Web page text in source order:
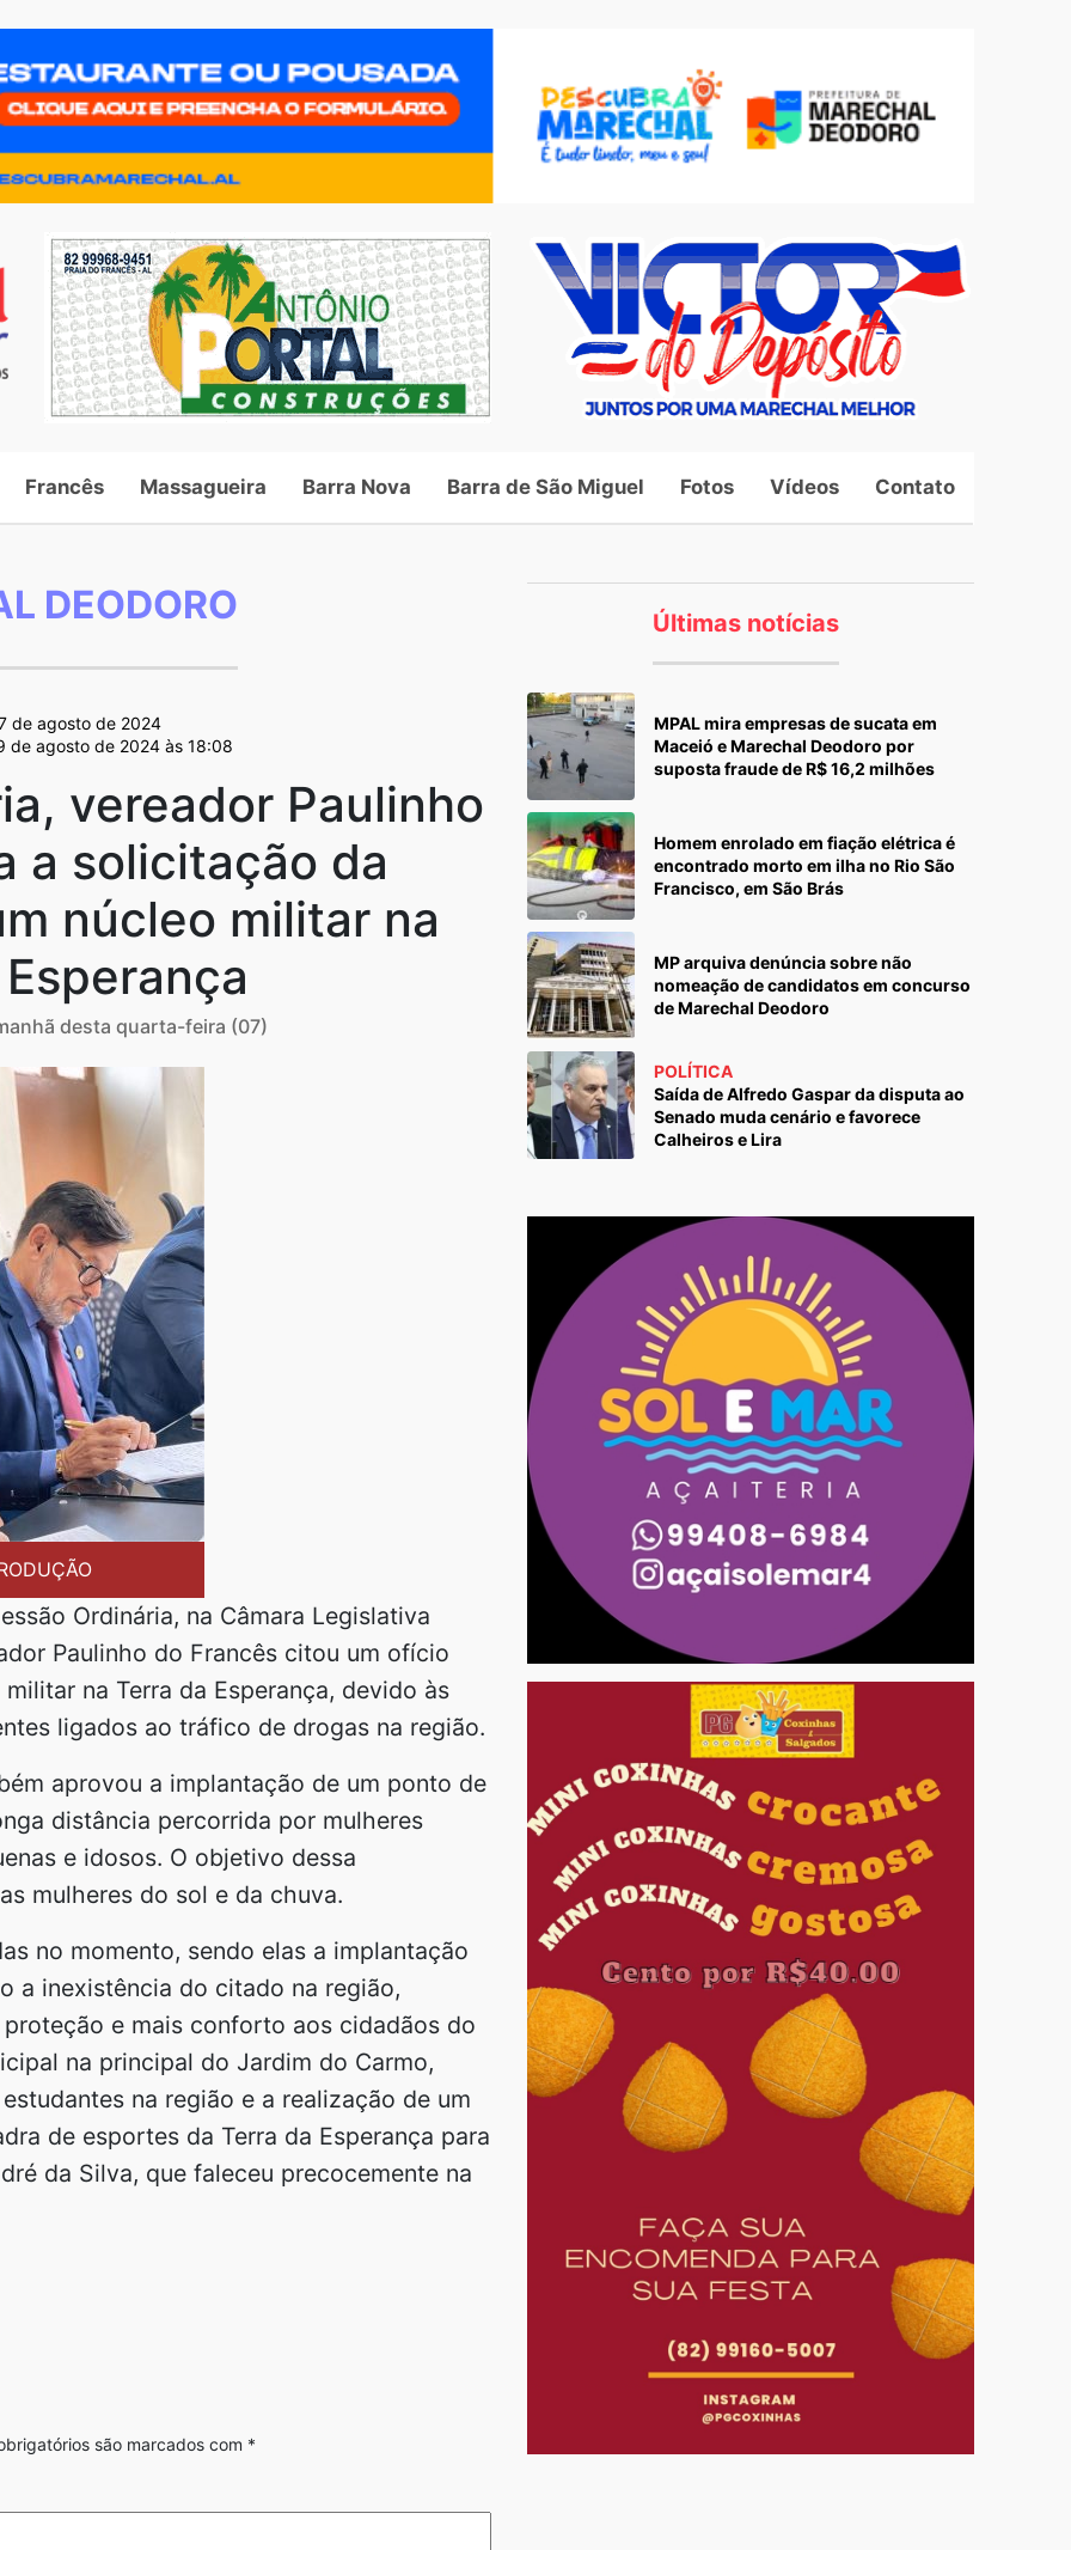
Francês Massagueira Barra Nova Barra de São Miguel Fotos Vídeos Contato
DEODORO
de agosto de 2024
de agosto de 2024 às 18:08
vereador Paulinho
a solicitação da
núcleo militar na
desta quarta-feira (07)
Ordinária, na Câmara Legislativa
Paulinho do Francês citou um ofício
na Terra da Esperança, devido às
ligados ao tráfico de drogas na região.
aprovou a implantação de um ponto de
distância percorrida por mulheres
e idosos. O objetivo dessa
mulheres do sol e da chuva.
no momento, sendo elas a implantação
a inexistência do citado na região,
e mais conforto aos cidadãos do
na principal do Jardim do Carmo,
na região e a realização de um
de esportes da Terra da Esperança para
da Silva, que faleceu precocemente na
são marcados com *
Últimas notícias
MPAL mira empresas de sucata em
Maceió e Marechal Deodoro por
suposta fraude de R$ 16,2 milhões
Homem enrolado em fiação elétrica é
encontrado morto em ilha no Rio São
Francisco, em São Brás
MP arquiva denúncia sobre não
nomeação de candidatos em concurso
de Marechal Deodoro
POLÍTICA
Saída de Alfredo Gaspar da disputa ao
Senado muda cenário e favorece
Calheiros e Lira